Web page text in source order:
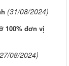
(31/08/2024)
100% đơn vị
08/2024)